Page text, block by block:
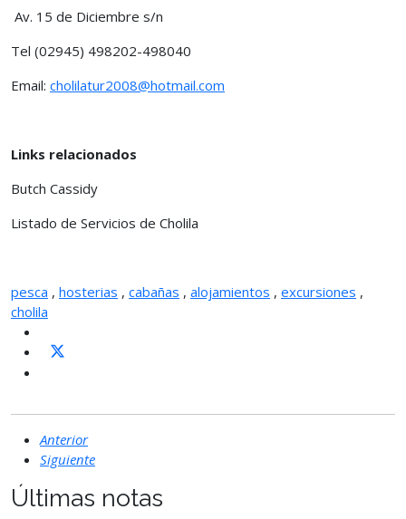
Av. 15 de Diciembre s/n
Tel (02945) 498202-498040
Email: cholilatur2008@hotmail.com
Links relacionados
Butch Cassidy
Listado de Servicios de Cholila
pesca , hosterias , cabañas , alojamientos , excursiones ,
cholila
Anterior
Siguiente
Últimas notas